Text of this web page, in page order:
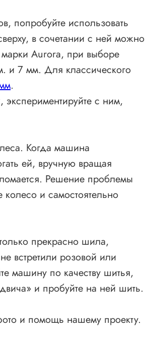
попробуйте использовать
в сочетании с ней можно
марки Aurora, при выборе
и 7 мм. Для классического
.
с ним,
Когда машина
ей, вручную вращая
Решение проблемы
колесо и самостоятельно
прекрасно шила,
встретили розовой или
машину по качеству шитья,
и пробуйте на ней шить.
и помощь нашему проекту.